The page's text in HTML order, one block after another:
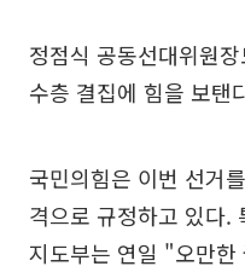
정점식 공동선대위원
수층 결집에 힘을 보탠
국민의힘은 이번 선거
격으로 규정하고 있다.
지도부는 연일 "오만